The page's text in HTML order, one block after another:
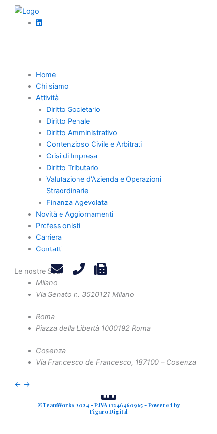
Home
Chi siamo
Attività
Diritto Societario
Diritto Penale
Diritto Amministrativo
Contenzioso Civile e Arbitrati
Crisi di Impresa
Diritto Tributario
Valutazione d'Azienda e Operazioni
Straordinarie
Finanza Agevolata
Novità e Aggiornamenti
Professionisti
Carriera
Contatti
Le nostre Sedi
Milano
Via Senato n. 3520121 Milano
Roma
Piazza della Libertà 1000192 Roma
Cosenza
Via Francesco de Francesco, 187100 – Cosenza
← →
News
SCISSIONE ASIMMETRICA E SCISSIONE NON
Home
Chi Siamo
Professionisti
Novità e Aggiornamenti
Carriera
Contatti
Privacy Policy
Legals
Attività
Diritto Tributario
Crisi d'Impresa
Contenzioso Civile e Arbitrati
Valutazione d'Azienda e Operazioni Straordinarie
Finanza Agevolata
©TeamWorks 2024 - P.IVA 11246460965 - Powered by
Figaro Digital